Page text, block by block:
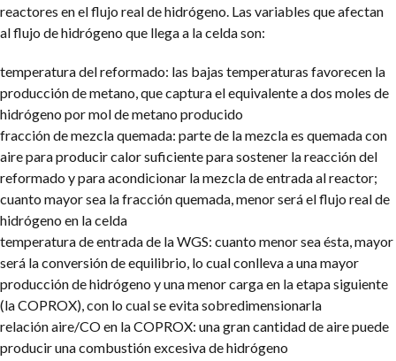
reactores en el flujo real de hidrógeno. Las variables que afectan
al flujo de hidrógeno que llega a la celda son:
temperatura del reformado: las bajas temperaturas favorecen la
producción de metano, que captura el equivalente a dos moles de
hidrógeno por mol de metano producido
fracción de mezcla quemada: parte de la mezcla es quemada con
aire para producir calor suficiente para sostener la reacción del
reformado y para acondicionar la mezcla de entrada al reactor;
cuanto mayor sea la fracción quemada, menor será el flujo real de
hidrógeno en la celda
temperatura de entrada de la WGS: cuanto menor sea ésta, mayor
será la conversión de equilibrio, lo cual conlleva a una mayor
producción de hidrógeno y una menor carga en la etapa siguiente
(la COPROX), con lo cual se evita sobredimensionarla
relación aire/CO en la COPROX: una gran cantidad de aire puede
producir una combustión excesiva de hidrógeno